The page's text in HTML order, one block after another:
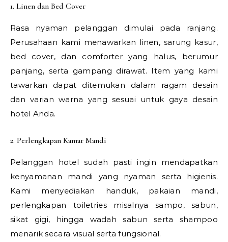
1. Linen dan Bed Cover
Rasa nyaman pelanggan dimulai pada ranjang.
Perusahaan kami menawarkan linen, sarung kasur,
bed cover, dan comforter yang halus, berumur
panjang, serta gampang dirawat. Item yang kami
tawarkan dapat ditemukan dalam ragam desain
dan varian warna yang sesuai untuk gaya desain
hotel Anda.
2. Perlengkapan Kamar Mandi
Pelanggan hotel sudah pasti ingin mendapatkan
kenyamanan mandi yang nyaman serta higienis.
Kami menyediakan handuk, pakaian mandi,
perlengkapan toiletries misalnya sampo, sabun,
sikat gigi, hingga wadah sabun serta shampoo
menarik secara visual serta fungsional.